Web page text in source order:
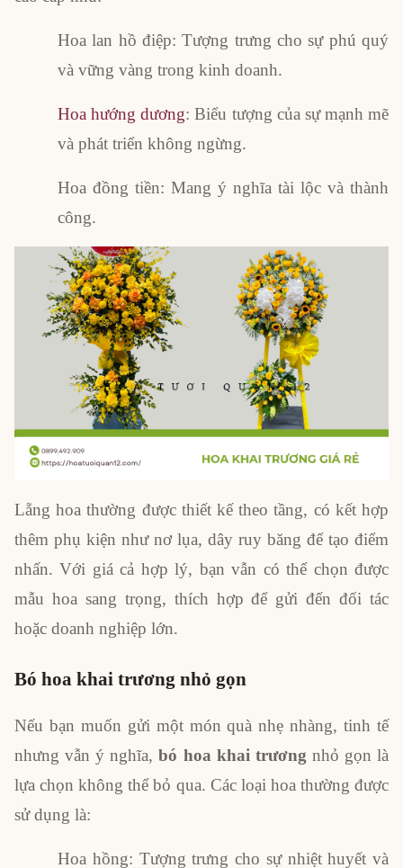
Hoa lan hồ điệp: Tượng trưng cho sự phú quý
và vững vàng trong kinh doanh.
Hoa hướng dương: Biểu tượng của sự mạnh mẽ
và phát triển không ngừng.
Hoa đồng tiền: Mang ý nghĩa tài lộc và thành
công.
Lẵng hoa thường được thiết kế theo tầng, có kết hợp
thêm phụ kiện như nơ lụa, dây ruy băng để tạo điểm
nhấn. Với giá cả hợp lý, bạn vẫn có thể chọn được
mẫu hoa sang trọng, thích hợp để gửi đến đối tác
hoặc doanh nghiệp lớn.
Bó hoa khai trương nhỏ gọn
Nếu bạn muốn gửi một món quà nhẹ nhàng, tinh tế
nhưng vẫn ý nghĩa,bó hoa khai trương nhỏ gọn là
lựa chọn không thể bỏ qua. Các loại hoa thường được
sử dụng là:
Hoa hồng: Tượng trưng cho sự nhiệt huyết và